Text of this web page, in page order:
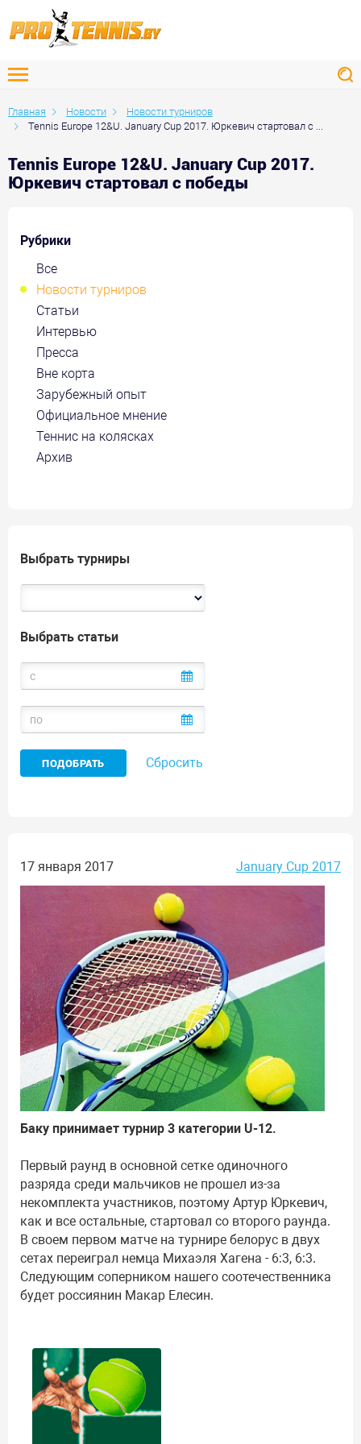
Главная Новости
Новости турниров
Tennis Europe 12&U. January Cup 2017. Юркевич стартовал с ...
Tennis Europe 12&U. January Cup 2017.
Юркевич стартовал с победы
Рубрики
Все
Новости турниров
Статьи
Интервью
Пресса
Вне корта
Зарубежный опыт
Официальное мнение
Теннис на колясках
Архив
Выбрать турниры
Выбрать статьи
Сбросить
17 января 2017 January Cup 2017
Баку принимает турнир 3 категории U-12.
Первый раунд в основной сетке одиночного
разряда среди мальчиков не прошел из-за
некомплекта участников, поэтому Артур Юркевич,
как и все остальные, стартовал со второго раунда.
В своем первом матче на турнире белорус в двух
сетах переиграл немца Михаэля Хагена - 6:3, 6:3.
Следующим соперником нашего соотечественника
будет россиянин Макар Елесин.